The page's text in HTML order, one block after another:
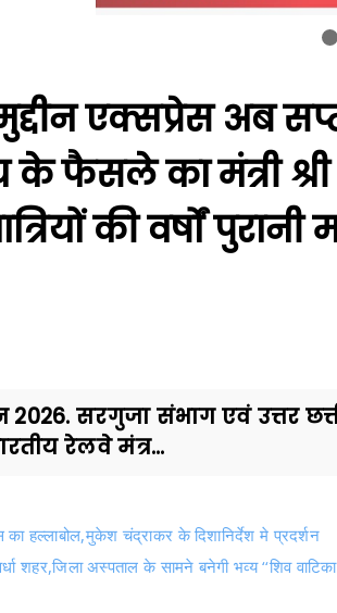
एक्सप्रेस अब
के फैसले का मंत्री
की वर्षों पुरानी
सरगुजा संभाग एवं उत्तर
रेलवे मंत्र...
हल्लाबोल,मुकेश चंद्राकर के दिशानिर्देश मे प्रदर्शन
शहर,जिला अस्पताल के सामने बनेगी भव्य ‘‘शिव